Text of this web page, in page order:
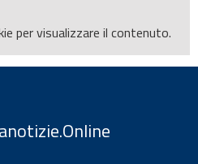
per visualizzare il contenuto.